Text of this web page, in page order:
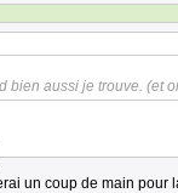
bien aussi je trouve. (et
un coup de main pour